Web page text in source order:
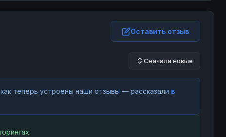
Оставить отзыв
Сначала новые
теперь устроены наши отзывы — рассказали в